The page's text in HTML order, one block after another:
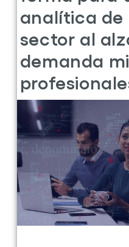
Leer más ...sobre
la
Por
Talento
Digital
te
forma
para
ser
05 Mayo 2025
Por Talento
forma para
analítica de